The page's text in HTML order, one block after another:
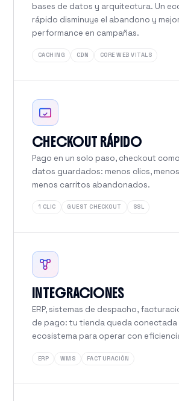
bases de datos y arquitectura. Un
rápido disminuye el abandono y
performance en campañas.
CACHING CDN CORE WEB VITALS
CHECKOUT RÁPIDO
Pago en un solo paso, checkout
datos guardados: menos clics,
menos carritos abandonados.
1 CLIC GUEST CHECKOUT SSL
INTEGRACIONES
ERP, sistemas de despacho,
de pago: tu tienda queda
ecosistema para operar con
ERP WMS FACTURACIÓN